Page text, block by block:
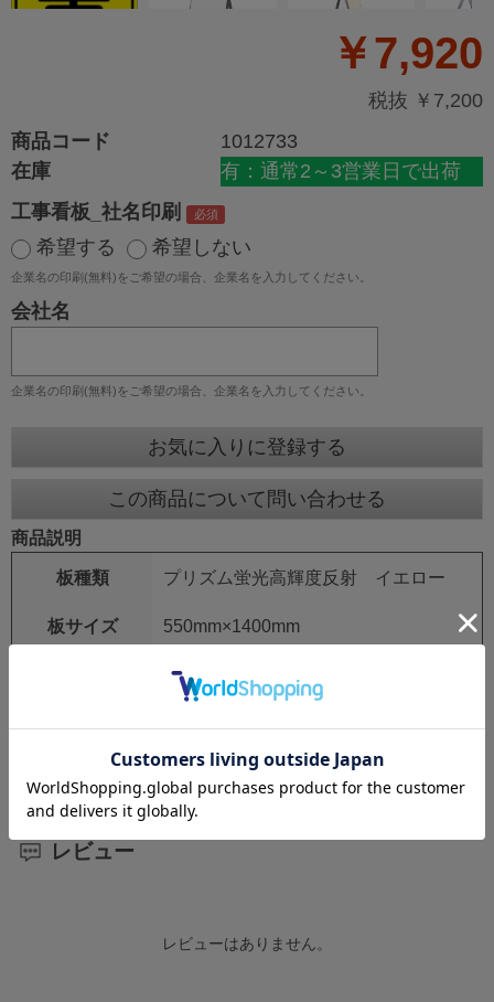
￥7,920
税抜 ￥7,200
商品コード
1012733
在庫
有：通常2～3営業日で出荷
工事看板_社名印刷
希望する
希望しない
企業名の印刷(無料)をご希望の場合、企業名を入力してください。
会社名
企業名の印刷(無料)をご希望の場合、企業名を入力してください。
お気に入りに登録する
この商品について問い合わせる
商品説明
板種類 プリズム蛍光高輝度反射 イエロー
板サイズ 550mm×1400mm
25mm角 シルバーアロイ
レビュー
レビューはありません。